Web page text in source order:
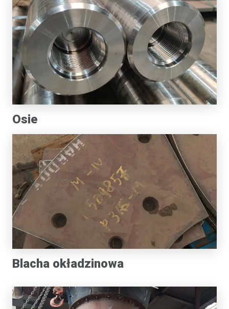
Osie
Blacha okładzinowa